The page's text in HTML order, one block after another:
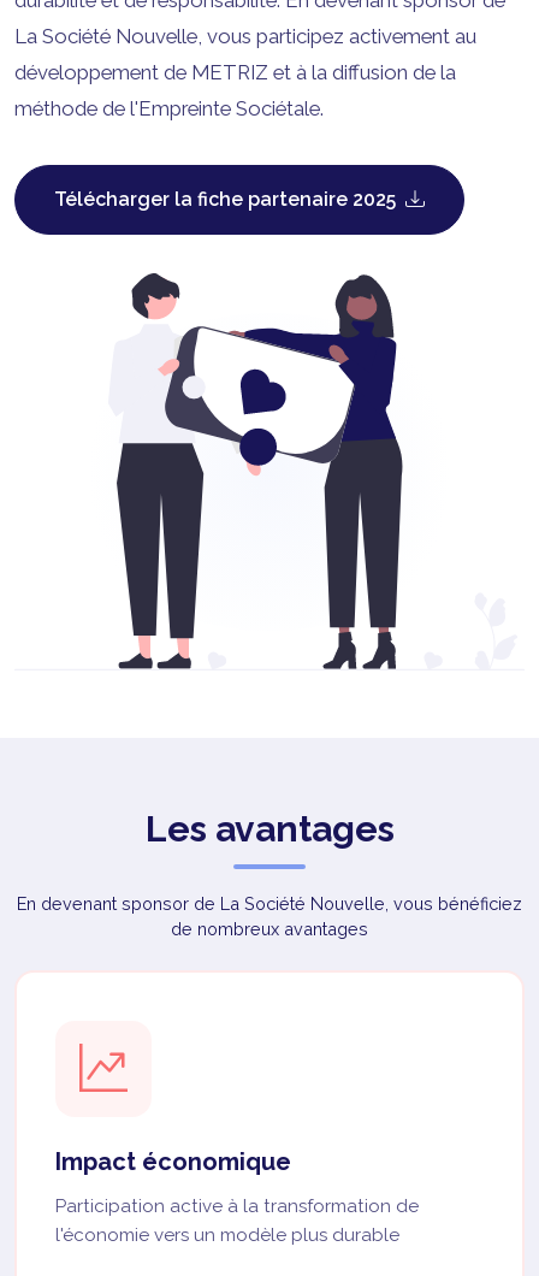
La Société Nouvelle, vous participez activement au
développement de METRIZ et à la diffusion de la
méthode de l'Empreinte Sociétale.
Télécharger la fiche partenaire 2025
Les avantages
En devenant sponsor de La Société Nouvelle, vous bénéficiez
de nombreux avantages
Impact économique
Participation active à la transformation de
l'économie vers un modèle plus durable